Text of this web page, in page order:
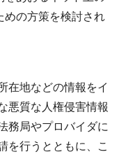
めの方策を検討され
在地などの情報をイ
悪質な人権侵害情報
務局やプロバイダに
を行うとともに、こ